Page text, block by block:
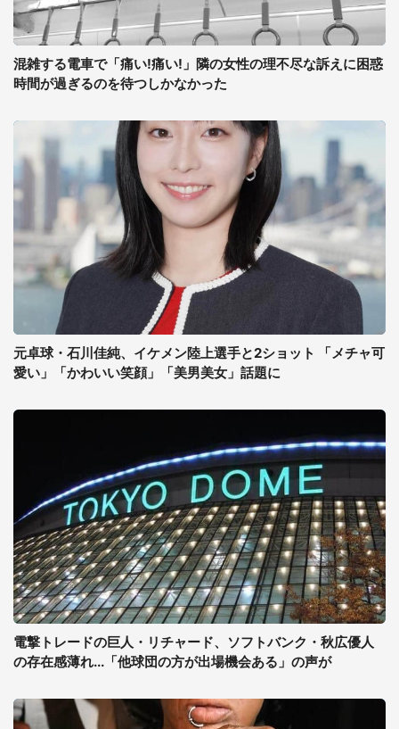
混雑する電車で「痛い!痛い!」隣の女性の理不尽な訴えに困惑
時間が過ぎるのを待つしかなかった
元卓球・石川佳純、イケメン陸上選手と2ショット 「メチャ可
愛い」「かわいい笑顔」「美男美女」話題に
電撃トレードの巨人・リチャード、ソフトバンク・秋広優人
の存在感薄れ...「他球団の方が出場機会ある」の声が